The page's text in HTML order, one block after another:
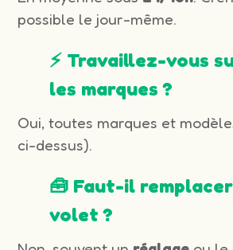
possible le jour-même.
⚡ Travaillez-vous
les marques ?
Oui, toutes marques et
ci-dessus).
🧰 Faut-il
volet ?